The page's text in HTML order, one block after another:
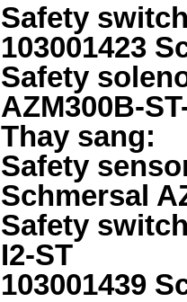
Safety
103001423
Safety
AZM300B-
Thay sang:
Safety
Schmersal
Safety
I2-ST
103001439